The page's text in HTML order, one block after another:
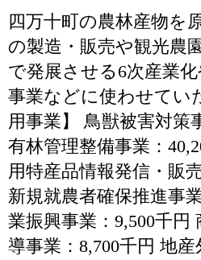
四万十町の農林産物を
の製造・販売や観光農
で発展させる6次産業
事業などに使わせてい
用事業】 鳥獣被害対策
有林管理整備事業：
用特産品情報発信・販
新規就農者確保推進事
業振興事業：9,500千円
導事業：8,700千円 地